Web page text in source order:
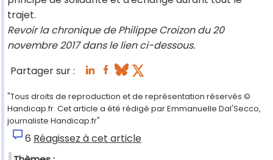
trajet.
Revoir la chronique de Philippe Croizon du 20
novembre 2017 dans le lien ci-dessous.
Partager sur :
"Tous droits de reproduction et de représentation réservés.©
Handicap.fr. Cet article a été rédigé par Emmanuelle Dal'Secco,
journaliste Handicap.fr"
6 Réagissez à cet article